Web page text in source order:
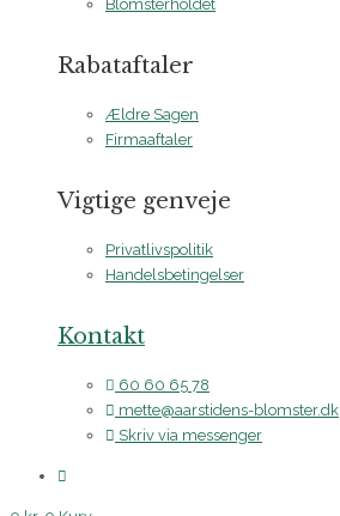
Blomsterholdet
Rabataftaler
Ældre Sagen
Firmaaftaler
Vigtige genveje
Privatlivspolitik
Handelsbetingelser
Kontakt
60 60 65 78
mette@aarstidens-blomster.dk
Skriv via messenger